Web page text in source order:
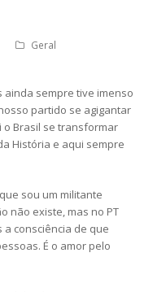
Geral
ainda sempre tive imenso
partido se agigantar
o Brasil se transformar
História e aqui sempre
sou um militante
não existe, mas no PT
consciência de que
É o amor pelo